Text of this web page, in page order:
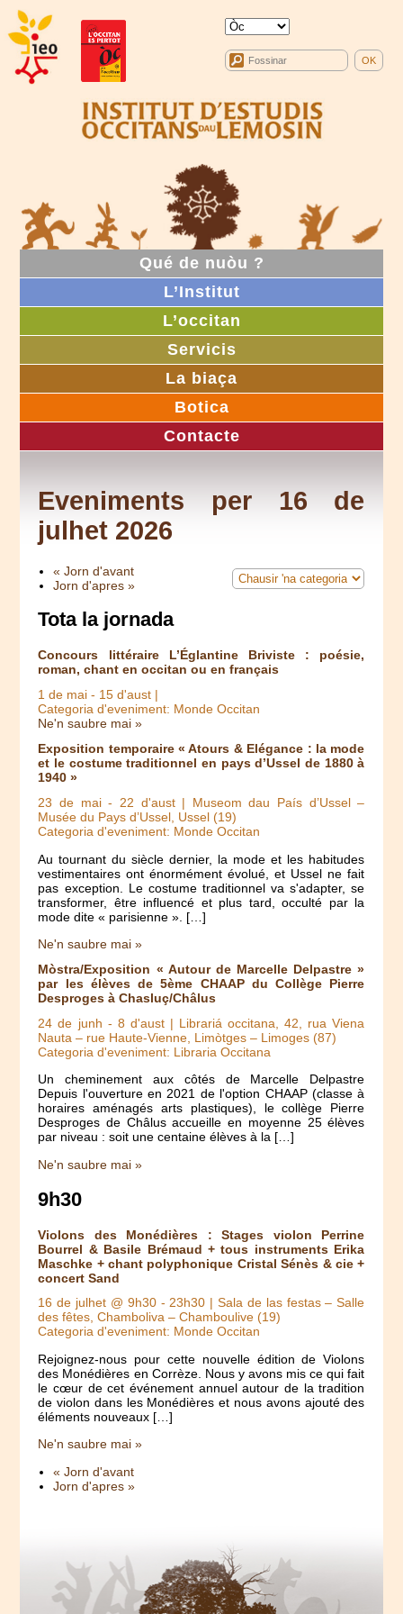
Qué de nuòu ?
L’Institut
L’occitan
Servicis
La biaça
Botica
Contacte
Eveniments per 16 de
julhet 2026
« Jorn d'avant
Jorn d'apres »
Tota la jornada
Concours littéraire L’Églantine Briviste : poésie,
roman, chant en occitan ou en français
1 de mai - 15 d'aust |
Categoria d'eveniment: Monde Occitan
Ne'n saubre mai »
Exposition temporaire « Atours & Elégance : la mode
et le costume traditionnel en pays d’Ussel de 1880 à
1940 »
23 de mai- 22 d'aust| Museom dau País d’Ussel –
Musée du Pays d’Ussel, Ussel (19)
Categoria d'eveniment: Monde Occitan
Au tournant du siècle dernier, la mode et les habitudes
vestimentaires ont énormément évolué, et Ussel ne fait
pas exception. Le costume traditionnel va s'adapter, se
transformer, être influencé et plus tard, occulté par la
mode dite « parisienne ». […]
Ne'n saubre mai »
Mòstra/Exposition « Autour de Marcelle Delpastre »
par les élèves de 5ème CHAAP du Collège Pierre
Desproges à Chasluç/Châlus
24 de junh - 8 d'aust| Librariá occitana, 42, rua Viena
Nauta – rue Haute-Vienne, Limòtges – Limoges (87)
Categoria d'eveniment: Libraria Occitana
Un cheminement aux côtés de Marcelle Delpastre
Depuis l'ouverture en 2021 de l'option CHAAP (classe à
horaires aménagés arts plastiques), le collège Pierre
Desproges de Châlus accueille en moyenne 25 élèves
par niveau : soit une centaine élèves à la […]
Ne'n saubre mai »
9h30
Violons des Monédières : Stages violon Perrine
Bourrel & Basile Brémaud + tous instruments Erika
Maschke + chant polyphonique Cristal Sénès & cie +
concert Sand
16 de julhet @ 9h30-23h30 | Sala de las festas – Salle
des fêtes, Chamboliva – Chamboulive (19)
Categoria d'eveniment: Monde Occitan
Rejoignez-nous pour cette nouvelle édition de Violons
des Monédières en Corrèze. Nous y avons mis ce qui fait
le cœur de cet événement annuel autour de la tradition
de violon dans les Monédières et nous avons ajouté des
éléments nouveaux […]
Ne'n saubre mai »
« Jorn d'avant
Jorn d'apres »